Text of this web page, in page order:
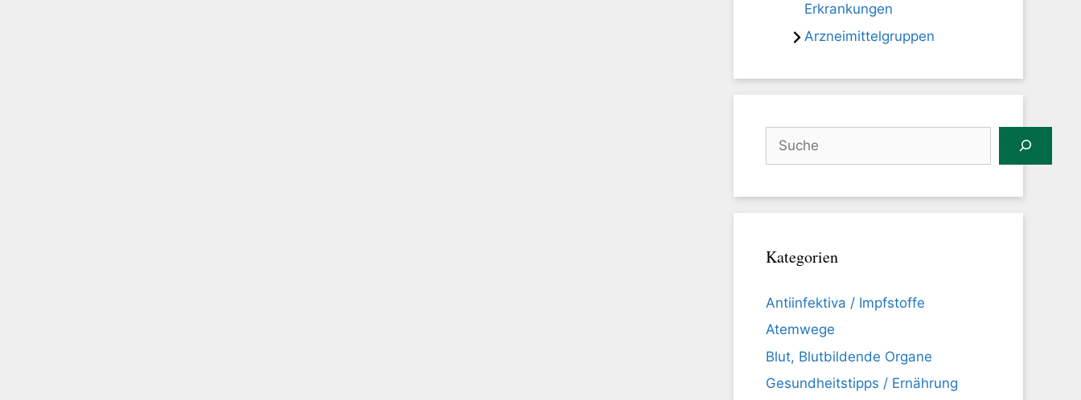
Erkrankungen
Arzneimittelgruppen
Kategorien
Antiinfektiva / Impfstoffe
Atemwege
Blut, Blutbildende Organe
Gesundheitstipps / Ernährung